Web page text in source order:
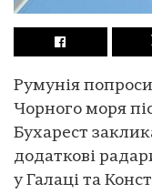
Румунія
Чорного моря
Бухарест
додаткові
у Галаці та